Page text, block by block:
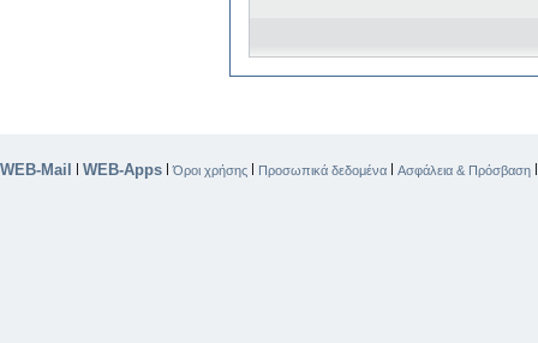
WEB-Mail | WEB-Apps |Όροι χρήσης | Προσωπικά δεδομένα | Ασφάλεια & Πρόσβαση